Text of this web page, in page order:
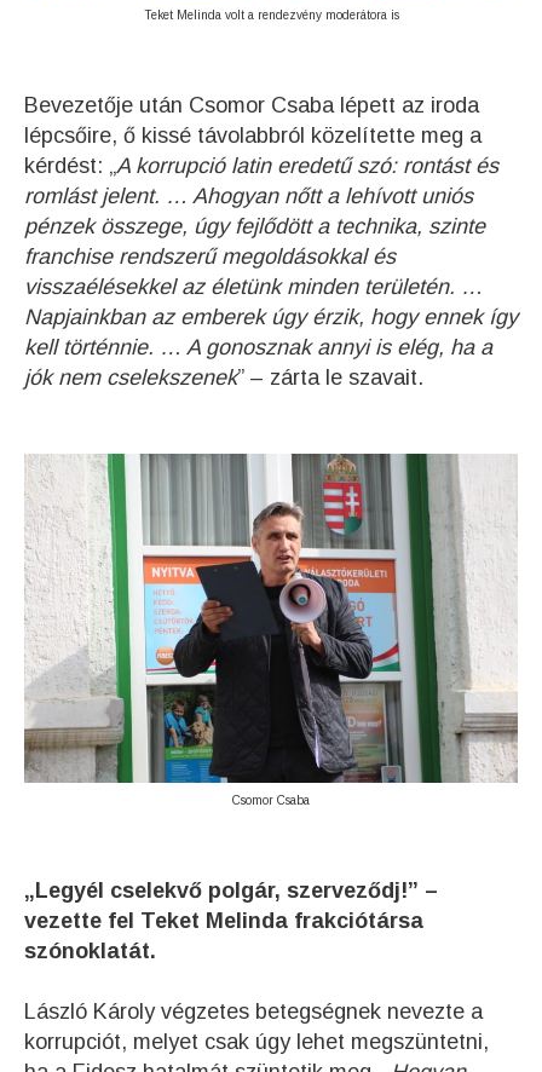
Teket Melinda volt a rendezvény moderátora is
Bevezetője után Csomor Csaba lépett az iroda
lépcsőire, ő kissé távolabbról közelítette meg a
kérdést: „A korrupció latin eredetű szó: rontást és
romlást jelent. … Ahogyan nőtt a lehívott uniós
pénzek összege, úgy fejlődött a technika, szinte
franchise rendszerű megoldásokkal és
visszaélésekkel az életünk minden területén. …
Napjainkban az emberek úgy érzik, hogy ennek így
kell történnie. … A gonosznak annyi is elég, ha a
jók nem cselekszenek” – zárta le szavait.
Csomor Csaba
„Legyél cselekvő polgár, szerveződj!” –
vezette fel Teket Melinda frakciótársa
szónoklatát.
László Károly végzetes betegségnek nevezte a
korrupciót, melyet csak úgy lehet megszüntetni,